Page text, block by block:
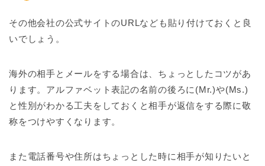
その他会社の公式サイトのURLなども貼り付けておくと良
いでしょう。
海外の相手とメールをする場合は、ちょっとしたコツがあ
ります。アルファベット表記の名前の後ろに(Mr.)や(Ms.)
と性別がわかる工夫をしておくと相手が返信をする際に敬
称をつけやすくなります。
また電話番号や住所はちょっとした時に相手が知りたいと